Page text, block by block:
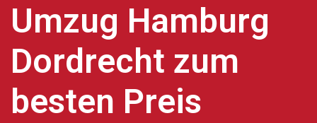
Umzug Hamburg
Dordrecht zum
besten Preis